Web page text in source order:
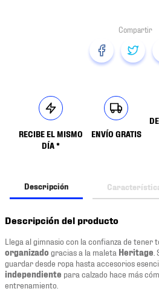
RECIBE EL MISMO
DÍA *
ENVÍO GRATIS
Descripción
Descripción del producto
Llega al gimnasio con la confianza de tener
organizado gracias a la maleta Heritage
guardar desde ropa hasta accesorios
independiente para calzado hace más
entrenamiento.